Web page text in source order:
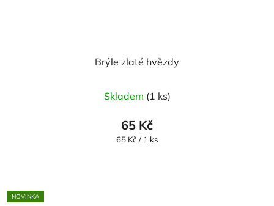
Brýle zlaté hvězdy
Skladem (1 ks)
65 Kč
Měrná
65 Kč / 1 ks
NOVINKA